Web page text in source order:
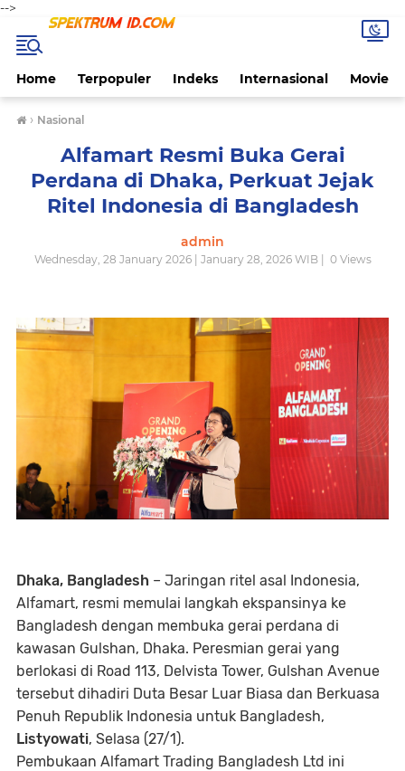
-->
Home Terpopuler Indeks Internasional Movie
› Nasional
Alfamart Resmi Buka Gerai
Perdana di Dhaka, Perkuat Jejak
Ritel Indonesia di Bangladesh
admin
Wednesday, 28 January 2026 | January 28, 2026 WIB | 0Views
Dhaka, Bangladesh – Jaringan ritel asal Indonesia,
Alfamart, resmi memulai langkah ekspansinya ke
Bangladesh dengan membuka gerai perdana di
kawasan Gulshan, Dhaka. Peresmian gerai yang
berlokasi di Road 113, Delvista Tower, Gulshan Avenue
tersebut dihadiri Duta Besar Luar Biasa dan Berkuasa
Penuh Republik Indonesia untuk Bangladesh,
Listyowati, Selasa (27/1).
Pembukaan Alfamart Trading Bangladesh Ltd ini